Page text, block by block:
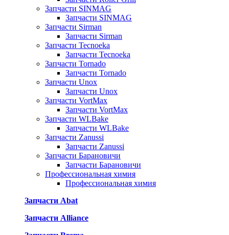
Запчасти SINMAG
Запчасти SINMAG
Запчасти Sirman
Запчасти Sirman
Запчасти Tecnoeka
Запчасти Tecnoeka
Запчасти Tornado
Запчасти Tornado
Запчасти Unox
Запчасти Unox
Запчасти VortMax
Запчасти VortMax
Запчасти WLBake
Запчасти WLBake
Запчасти Zanussi
Запчасти Zanussi
Запчасти Барановичи
Запчасти Барановичи
Профессиональная химия
Профессиональная химия
Запчасти Abat
Запчасти Alliance